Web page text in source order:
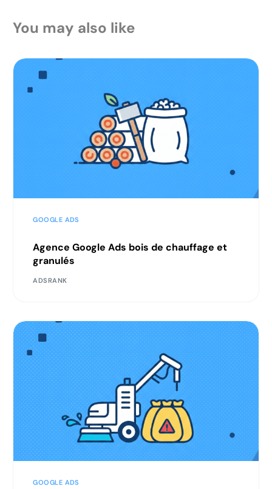
You may also like
GOOGLE ADS
Agence Google Ads bois de chauffage et
granulés
ADSRANK
GOOGLE ADS